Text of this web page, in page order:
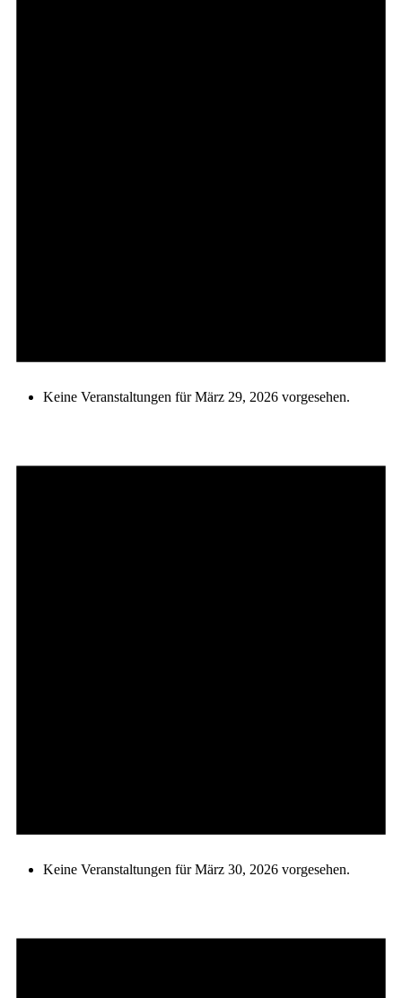
Keine Veranstaltungen für März 29, 2026 vorgesehen.
Keine Veranstaltungen für März 30, 2026 vorgesehen.